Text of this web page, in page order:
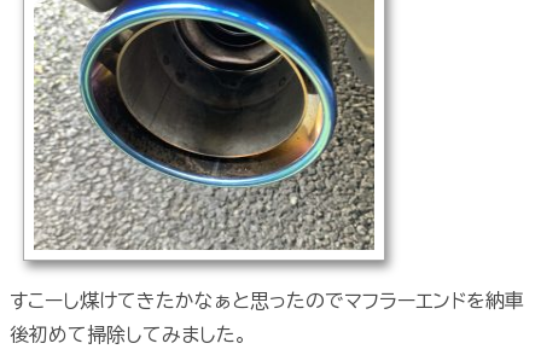
すこーし煤けてきたかなぁと思ったのでマフラーエンドを納車
後初めて掃除してみました。